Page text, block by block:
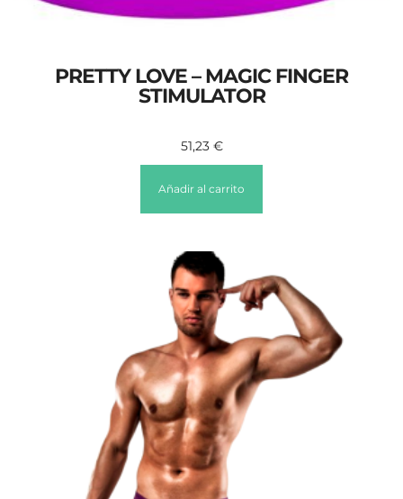
PRETTY LOVE – MAGIC FINGER
STIMULATOR
51,23 €
Añadir al carrito